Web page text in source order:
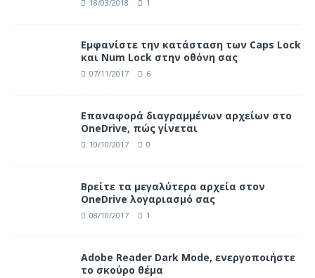
18/03/2018 1
Eμφανίστε την κατάσταση των Caps Lock
και Num Lock στην οθόνη σας
07/11/2017 6
Επαναφορά διαγραμμένων αρχείων στο
OneDrive, πώς γίνεται
10/10/2017 0
Βρείτε τα μεγαλύτερα αρχεία στον
OneDrive λογαριασμό σας
08/10/2017 1
Adobe Reader Dark Mode, ενεργοποιήστε
το σκούρο θέμα